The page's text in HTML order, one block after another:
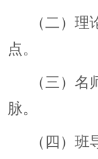
（二）
点。
（三）
脉。
（四）